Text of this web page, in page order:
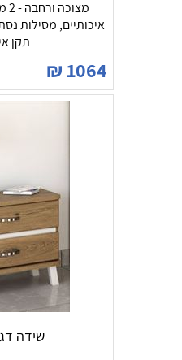
איכותיים, מסילות
תקן
1064
₪
שידה